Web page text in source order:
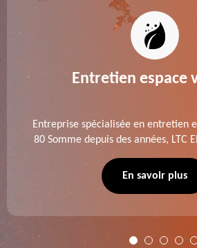
Entretien espace
Entreprise spécialisée en entretien
80 Somme depuis des années, LTC
de dessouchage et autre.
En savoir plus